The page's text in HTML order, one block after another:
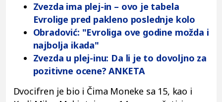
Zvezda ima plej-in – ovo je tabela
Evrolige pred pakleno poslednje kolo
Obradović: "Evroliga ove godine možda i
najbolja ikada"
Zvezda u plej-inu: Da li je to dovoljno za
pozitivne ocene? ANKETA
Dvocifren je bio i Čima Moneke sa 15, kao i